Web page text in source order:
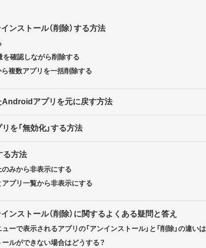
ンストール（削除）する方法
を確認しながら削除する
複数アプリを一括削除する
Androidアプリを元に戻す方法
を「無効化」する方法
る方法
みから非表示にする
プリ一覧から非表示にする
ンストール（削除）に関するよくある疑問と答え
ーで表示されるアプリの「アンインストール」と「削除」の違いは
ルができない場合はどうする？